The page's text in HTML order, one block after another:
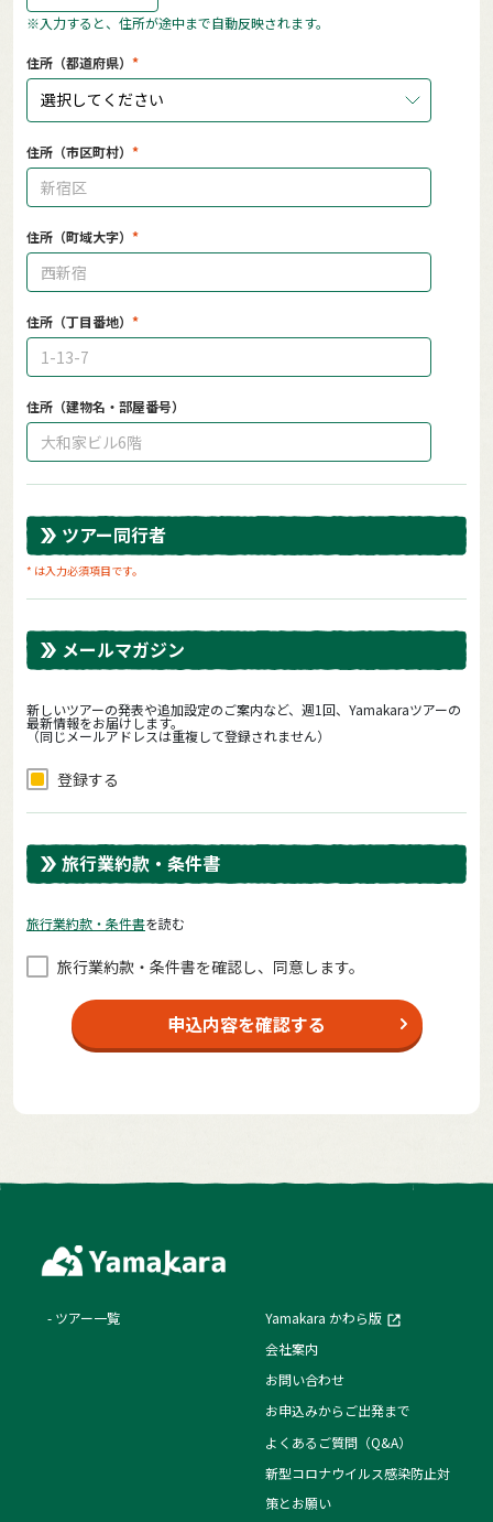
※入力すると、住所が途中まで自動反映されます。
住所（都道府県）
選択してください
住所（市区町村）
住所（町域大字）
住所（丁目番地）
住所（建物名・部屋番号）
ツアー同行者
* は入力必須項目です。
メールマガジン
新しいツアーの発表や追加設定のご案内など、週1回、Yamakaraツアーの
最新情報をお届けします。
（同じメールアドレスは重複して登録されません）
登録する
旅行業約款・条件書
旅⾏業約款・条件書を読む
旅⾏業約款・条件書を確認し、同意します。
申込内容を確認する
ツアー一覧
Yamakara かわら版
会社案内
お問い合わせ
お申込みからご出発まで
よくあるご質問（Q&A）
新型コロナウイルス感染防止対
策とお願い